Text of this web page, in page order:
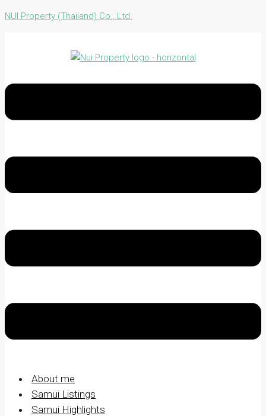
NUI Property (Thailand) Co., Ltd.
About me
Samui Listings
Samui Highlights